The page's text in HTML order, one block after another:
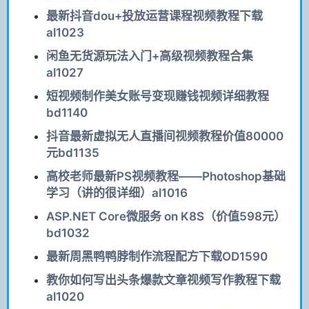
最新抖音dou+投放运营课程视频教程下载
al1023
闲鱼无货源玩法入门+高级视频教程合集
al1027
短视频制作美女账号变现赚钱视频详细教程
bd1140
抖音最新虚拟无人直播间视频教程价值80000
元bd1135
高校老师最新PS视频教程——Photoshop基础
学习（讲的很详细）al1016
ASP.NET Core微服务 on K8S（价值598元）
bd1032
最新周黑鸭鸭脖制作流程配方下载OD1590
教你如何写出头条爆款文章视频写作教程下载
al1020